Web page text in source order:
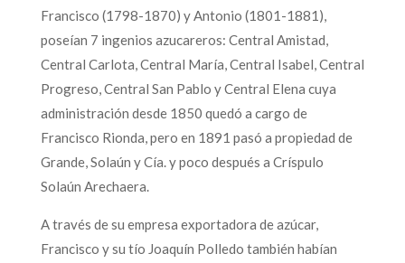
Francisco (1798-1870) y Antonio (1801-1881),
poseían 7 ingenios azucareros: Central Amistad,
Central Carlota, Central María, Central Isabel, Central
Progreso, Central San Pablo y Central Elena cuya
administración desde 1850 quedó a cargo de
Francisco Rionda, pero en 1891 pasó a propiedad de
Grande, Solaún y Cía. y poco después a Críspulo
Solaún Arechaera.
A través de su empresa exportadora de azúcar,
Francisco y su tío Joaquín Polledo también habían